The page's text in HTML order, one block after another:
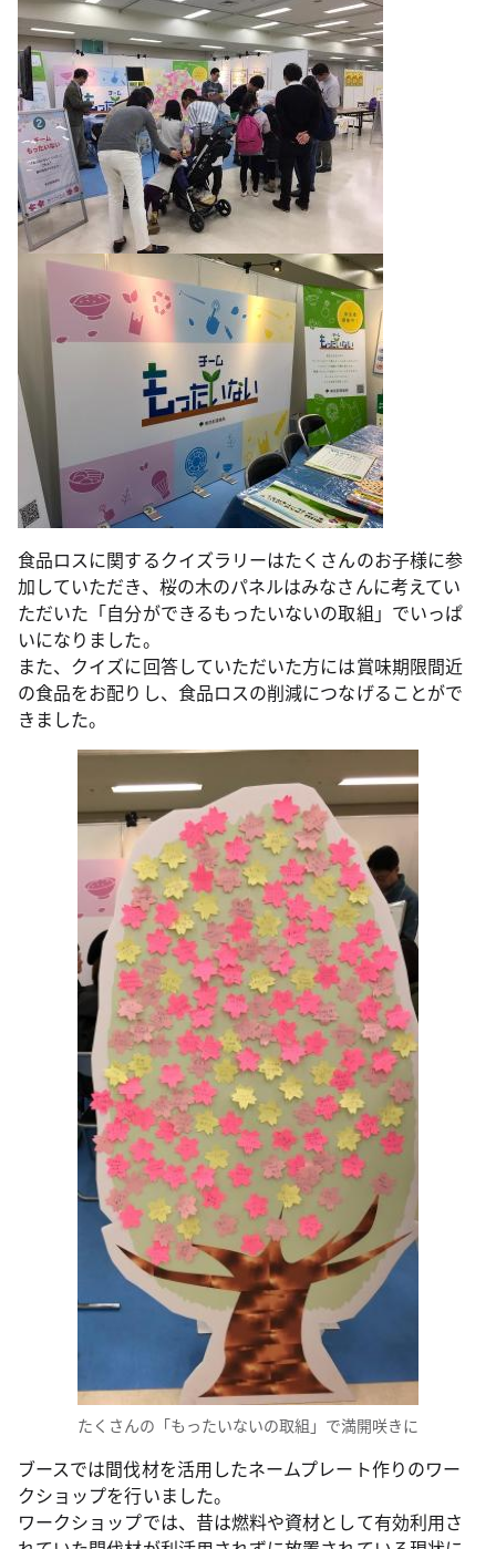
食品ロスに関するクイズラリーはたくさんのお子様に参
加していただき、桜の木のパネルはみなさんに考えてい
ただいた「自分ができるもったいないの取組」でいっぱ
いになりました。
また、クイズに回答していただいた方には賞味期限間近
の食品をお配りし、食品ロスの削減につなげることがで
きました。
たくさんの「もったいないの取組」で満開咲きに
ブースでは間伐材を活用したネームプレート作りのワー
クショップを行いました。
ワークショップでは、昔は燃料や資材として有効利用さ